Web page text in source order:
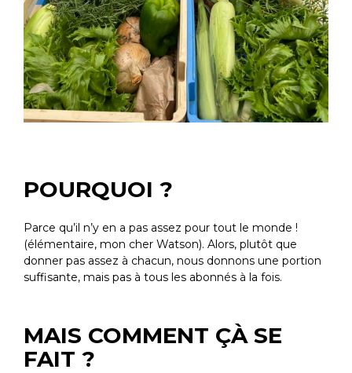
POURQUOI ?
Parce qu’il n’y en a pas assez pour tout le monde !
(élémentaire, mon cher Watson). Alors, plutôt que
donner pas assez à chacun, nous donnons une portion
suffisante, mais pas à tous les abonnés à la fois.
MAIS COMMENT ÇÀ SE
FAIT ?